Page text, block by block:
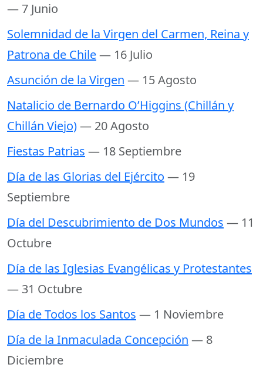
— 7 Junio
Solemnidad de la Virgen del Carmen, Reina y
Patrona de Chile— 16 Julio
Asunción de la Virgen — 15 Agosto
Natalicio de Bernardo O’Higgins (Chillán y
Chillán Viejo)— 20 Agosto
Fiestas Patrias — 18 Septiembre
Día de las Glorias del Ejército — 19
Septiembre
Día del Descubrimiento de Dos Mundos — 11
Octubre
Día de las Iglesias Evangélicas y Protestantes
— 31 Octubre
Día de Todos los Santos — 1 Noviembre
Día de la Inmaculada Concepción — 8
Diciembre